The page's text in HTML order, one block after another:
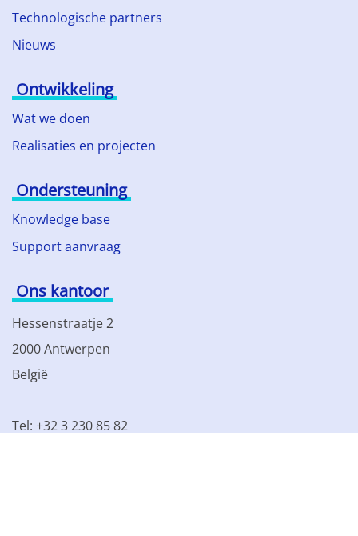
Technologische partners
Nieuws
Ontwikkeling
Wat we doen
Realisaties en projecten
Ondersteuning
Knowledge base
Support aanvraag
Ons kantoor
Hessenstraatje 2
2000 Antwerpen
België
Tel: +32 3 230 85 82